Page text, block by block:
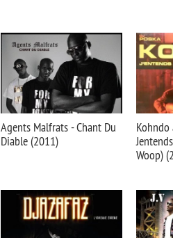
Agents Malfrats - Chant Du
Diable (2011)
Kohndo
Woop)